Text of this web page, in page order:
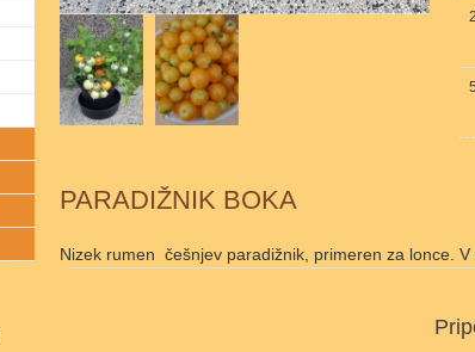
PARADIŽNIK BOKA
Nizek rumen češnjev paradižnik, primeren za lonce.